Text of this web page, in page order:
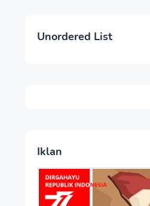
Unordered List
Iklan